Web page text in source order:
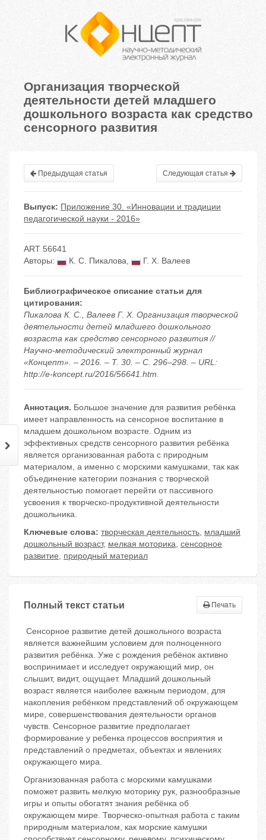
Организация творческой
деятельности детей младшего
дошкольного возраста как средство
сенсорного развития
Предыдущая статья Следующая статья
Выпуск: Приложение 30. «Инновации и традиции
педагогической науки - 2016»
ART 56641
Авторы:
К. С. Пикалова, Г. Х. Валеев
Библиографическое описание статьи для
цитирования:
Пикалова К. С., Валеев Г. Х. Организация творческой
деятельности детей младшего дошкольного
возраста как средство сенсорного развития //
Научно-методический электронный журнал
«Концепт». – 2016. – Т. 30. – С. 296–298. – URL:
http://e-koncept.ru/2016/56641.htm.
Аннотация. Большое значение для развития ребёнка
имеет направленность на сенсорное воспитание в
младшем дошкольном возрасте. Одним из
эффективных средств сенсорного развития ребёнка
является организованная работа с природным
материалом, а именно с морскими камушками, так как
объединение категории познания с творческой
деятельностью помогает перейти от пассивного
усвоения к творческо-продуктивной деятельности
дошкольника.
Ключевые слова: творческая деятельность, младший
дошкольный возраст, мелкая моторика, сенсорное
развитие, природный материал
Полный текст статьи Печать
Сенсорное развитие детей дошкольного возраста
является важнейшим условием для полноценного
развития ребёнка. Уже с рождения ребёнок активно
воспринимает и исследует окружающий мир, он
слышит, видит, ощущает. Младший дошкольный
возраст является наиболее важным периодом, для
накопления ребёнком представлений об окружающем
мире, совершенствования деятельности органов
чувств. Сенсорное развитие предполагает
формирование у ребенка процессов восприятия и
представлений о предметах, объектах и явлениях
окружающего мира.
Организованная работа с морскими камушками
поможет развить мелкую моторику рук, разнообразные
игры и опыты обогатят знания ребёнка об
окружающем мире. Творческо-опытная работа с таким
природным материалом, как морские камушки